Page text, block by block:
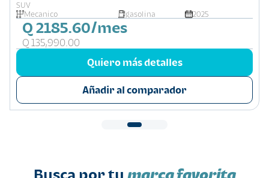
SUV
Mecanico
gasolina 2025
Q 2185.60/mes
Q 135,990.00
Quiero más detalles
Añadir al comparador
Busca por tu marca favorita